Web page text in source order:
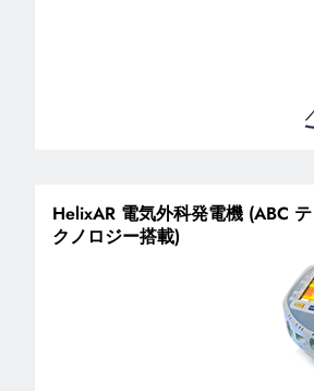
HelixAR 電気外科発電機 (ABC テ
クノロジー搭載)